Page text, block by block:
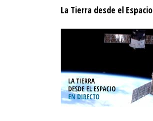
La Tierra desde el Espacio